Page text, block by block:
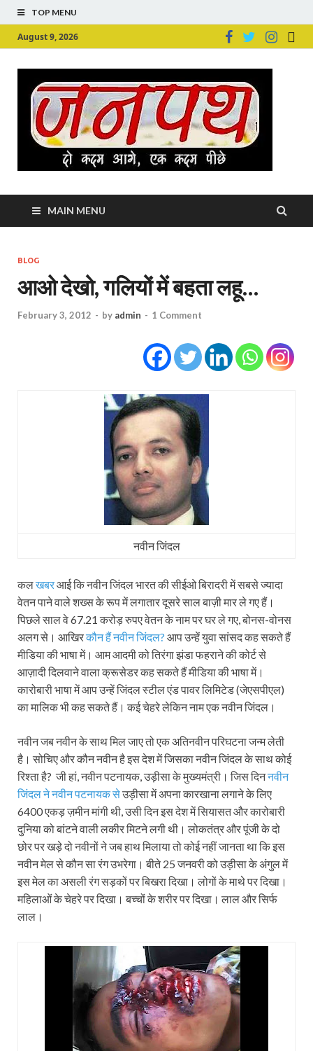
TOP MENU
August 9, 2026
MAIN MENU
BLOG
आओ देखो, गलियों में बहता लहू…
February 3, 2012 - by admin - 1 Comment
नवीन जिंदल
कलखबरआई कि नवीन जिंदल भारत की सीईओ बिरादरी में सबसे ज्‍यादा
वेतन पाने वाले शख्‍स के रूप में लगातार दूसरे साल बाज़ी मार ले गए हैं।
पिछले साल वे 67.21 करोड़ रुपए वेतन के नाम पर घर ले गए, बोनस-वोनस
अलग से। आखिरकौन हैं नवीन जिंदल? आप उन्‍हें युवा सांसद कह सकते हैं
मीडिया की भाषा में। आम आदमी को तिरंगा झंडा फहराने की कोर्ट से
आज़ादी दिलवाने वाला क्रूसेडर कह सकते हैं मीडिया की भाषा में।
कारोबारी भाषा में आप उन्‍हें जिंदल स्‍टील एंड पावर लिमिटेड (जेएसपीएल)
का मालिक भी कह सकते हैं। कई चेहरे लेकिन नाम एक नवीन जिंदल।
नवीन जब नवीन के साथ मिल जाए तो एक अतिनवीन परिघटना जन्‍म लेती
है। सोचिए और कौन नवीन है इस देश में जिसका नवीन जिंदल के साथ कोई
रिश्‍ता है? जी हां, नवीन पटनायक, उड़ीसा के मुख्‍यमंत्री। जिस दिननवीन
जिंदल ने नवीन पटनायक सेउड़ीसा में अपना कारखाना लगाने के लिए
6400 एकड़ ज़मीन मांगी थी, उसी दिन इस देश में सियासत और कारोबारी
दुनिया को बांटने वाली लकीर मिटने लगी थी। लोकतंत्र और पूंजी के दो
छोर पर खड़े दो नवीनों ने जब हाथ मिलाया तो कोई नहीं जानता था कि इस
नवीन मेल से कौन सा रंग उभरेगा। बीते 25 जनवरी को उड़ीसा के अंगुल में
इस मेल का असली रंग सड़कों पर बिखरा दिखा। लोगों के माथे पर दिखा।
महिलाओं के चेहरे पर दिखा। बच्‍चों के शरीर पर दिखा। लाल और सिर्फ
लाल।